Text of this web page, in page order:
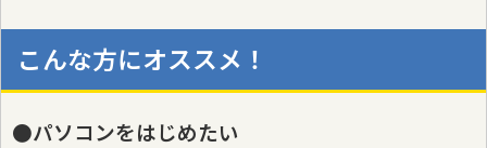
こんな方にオススメ！
●パソコンをはじめたい